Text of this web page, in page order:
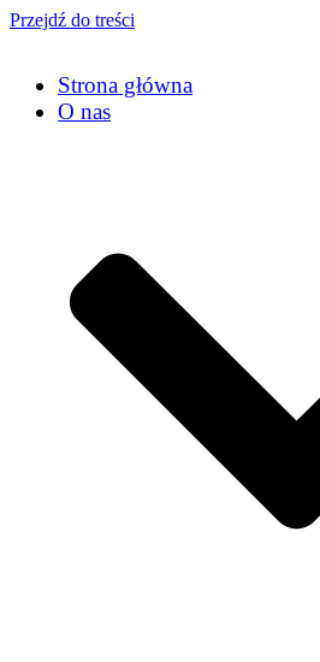
Przejdź do treści
Strona główna
O nas